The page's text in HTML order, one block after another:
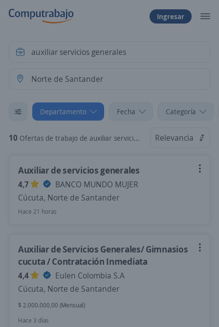
Ingresar
Departamento Fecha Categoría
10 Ofertas de trabajo de auxiliar servicios generales en Norte de Santander Relevancia
Auxiliar de servicios generales
4,7
BANCO MUNDO MUJER
Cúcuta, Norte de Santander
Hace 21 horas
Auxiliar de Servicios Generales/ Gimnasios
cucuta / Contratación Inmediata
4,4
Eulen Colombia S.A
Cúcuta, Norte de Santander
$ 2.000.000,00 (Mensual)
Hace 3 días